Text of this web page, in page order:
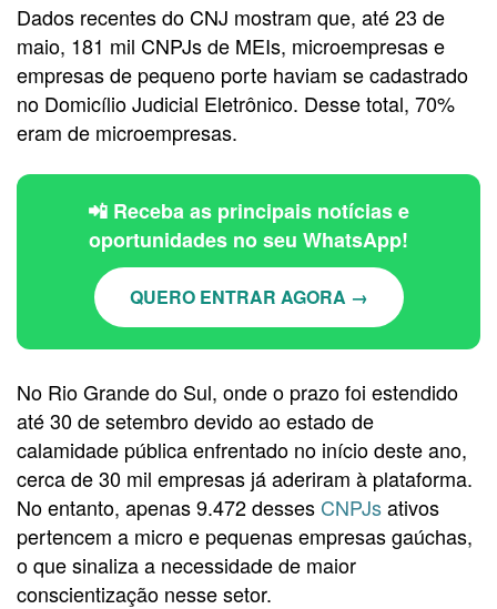
Dados recentes do CNJ mostram que, até 23 de
maio, 181 mil CNPJs de MEIs, microempresas e
empresas de pequeno porte haviam se cadastrado
no Domicílio Judicial Eletrônico. Desse total, 70%
eram de microempresas.
📲 Receba as principais notícias e
oportunidades no seu WhatsApp!
QUERO ENTRAR AGORA →
No Rio Grande do Sul, onde o prazo foi estendido
até 30 de setembro devido ao estado de
calamidade pública enfrentado no início deste ano,
cerca de 30 mil empresas já aderiram à plataforma.
No entanto, apenas 9.472 desses CNPJsativos
pertencem a micro e pequenas empresas gaúchas,
o que sinaliza a necessidade de maior
conscientização nesse setor.